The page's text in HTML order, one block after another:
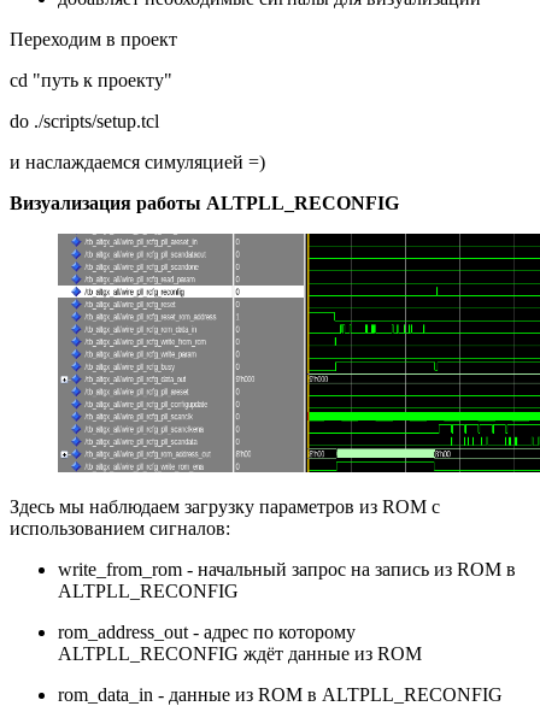
Переходим в проект
cd "путь к проекту"
do ./scripts/setup.tcl
и наслаждаемся симуляцией =)
Визуализация работы ALTPLL_RECONFIG
Здесь мы наблюдаем загрузку параметров из ROM с
использованием сигналов:
write_from_rom - начальный запрос на запись из ROM в
ALTPLL_RECONFIG
rom_address_out - адрес по которому
ALTPLL_RECONFIG ждёт данные из ROM
rom_data_in - данные из ROM в ALTPLL_RECONFIG